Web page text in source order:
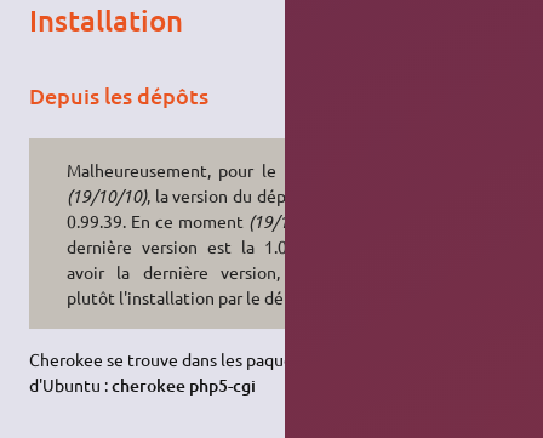
Installation
Depuis les dépôts
Malheureusement, pour le moment
(19/10/10), la version du dépôt est la
0.99.39. En ce moment (19/10/10)
dernière version est la 1.0.8. Pour
avoir la dernière version, utilisez
plutôt l'installation par le dépôt PPA
Cherokee se trouve dans les paquets du
d'Ubuntu :cherokee php5-cgi